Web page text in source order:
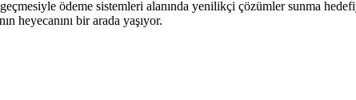
ödeme sistemleri alanında yenilikçi çözümler sunma
heyecanını bir arada yaşıyor.